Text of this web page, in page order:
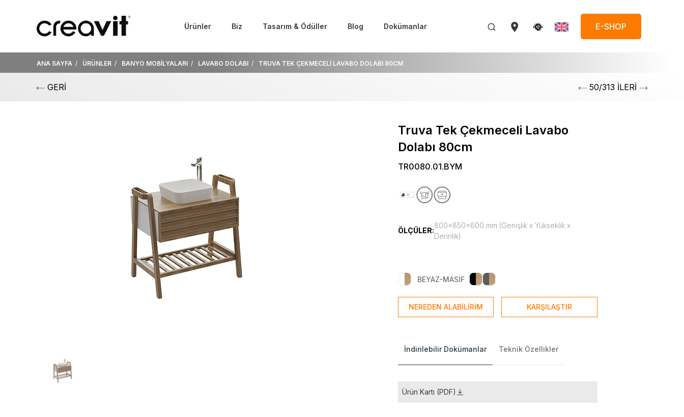
Ürünler Biz Tasarım & Ödüller Blog Dokümanlar E-SHOP
ANA SAYFA ÜRÜNLER BANYO MOBİLYALARI LAVABO DOLABI TRUVA TEK ÇEKMECELİ LAVABO DOLABI 80CM
GERİ 50/313 İLERİ
Truva Tek Çekmeceli Lavabo
Dolabı 80cm
TR0080.01.BYM
ÖLÇÜLER:
800x850x600 mm (Genişlik x Yükseklik x
Derinlik)
BEYAZ-MASİF
NEREDEN ALABİLİRİM KARŞILAŞTIR
İndirilebilir Dokümanlar Teknik Özellikler
Ürün Kartı (PDF)